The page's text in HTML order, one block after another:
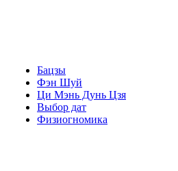
Бацзы
Фэн Шуй
Ци Мэнь Дунь Цзя
Выбор дат
Физиогномика